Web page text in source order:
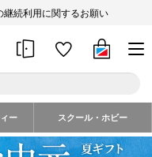
継続利用に関するお願い
ー スクール・ホビー